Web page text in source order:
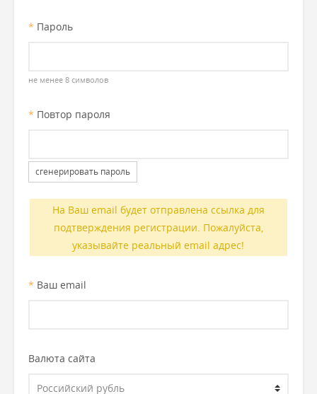
* Пароль
не менее 8 символов
* Повтор пароля
сгенерировать пароль
На Ваш email будет отправлена ссылка для
подтверждения регистрации. Пожалуйста,
указывайте реальный email адрес!
* Ваш email
Валюта сайта